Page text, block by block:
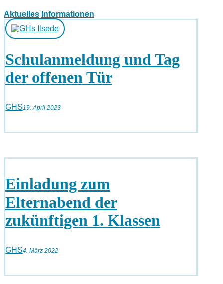
Aktuelles Informationen
Schulanmeldung und Tag
der offenen Tür
GHS19. April 2023
Einladung zum
Elternabend der
zukünftigen 1. Klassen
GHS4. März 2022